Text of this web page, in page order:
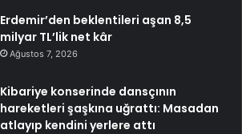
Erdemir’den beklentileri aşan 8,5
milyar TL’lik net kâr
Ağustos 7, 2026
Kibariye konserinde dansçının
hareketleri şaşkına uğrattı: Masadan
atlayıp kendini yerlere attı